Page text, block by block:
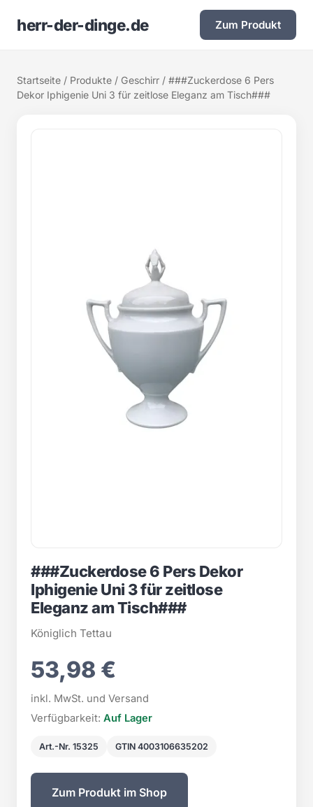
herr-der-dinge.de Zum Produkt
Startseite / Produkte / Geschirr / ###Zuckerdose 6 Pers
Dekor Iphigenie Uni 3 für zeitlose Eleganz am Tisch###
###Zuckerdose 6 Pers Dekor
Iphigenie Uni 3 für zeitlose
Eleganz am Tisch###
Königlich Tettau
53,98 €
inkl. MwSt. und Versand
Verfügbarkeit: Auf Lager
Art.-Nr. 15325 GTIN 4003106635202
Zum Produkt im Shop